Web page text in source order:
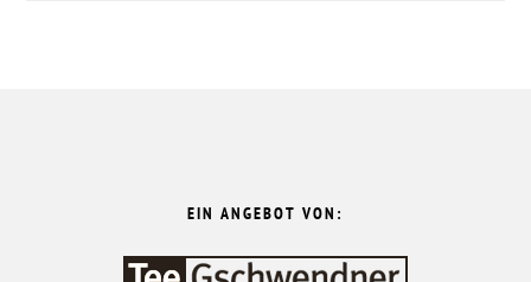
EIN ANGEBOT VON: